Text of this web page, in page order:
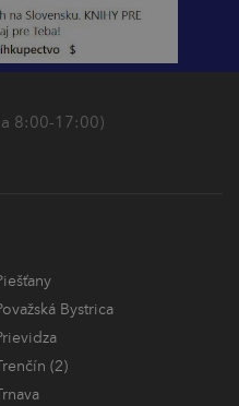
8:00-17:00)
Bystrica
Trenčín (2)
Trnava